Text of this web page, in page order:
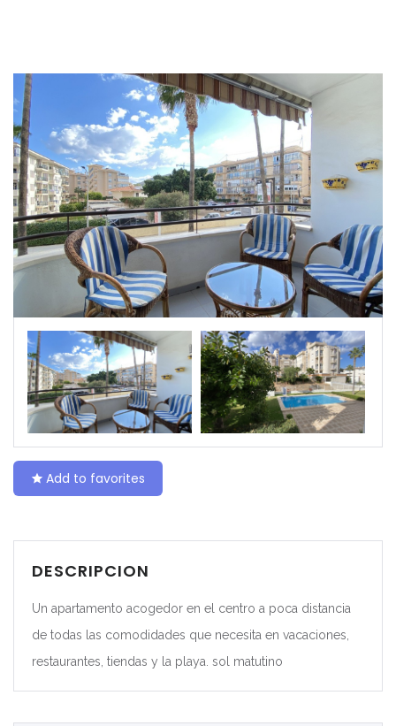
|-Baleares
|-Barcelona
|-Bizkaia
|-Burgos
|-Cáceres
|-Cádiz
|-Cantabria
|-Castellón
|-Ceuta
|-Ciudad Real
|-Cuenca
|-Gipuzkoa
Add to favorites
DESCRIPCION
Un apartamento acogedor en el centro a poca distancia
de todas las comodidades que necesita en vacaciones,
restaurantes, tiendas y la playa. sol matutino